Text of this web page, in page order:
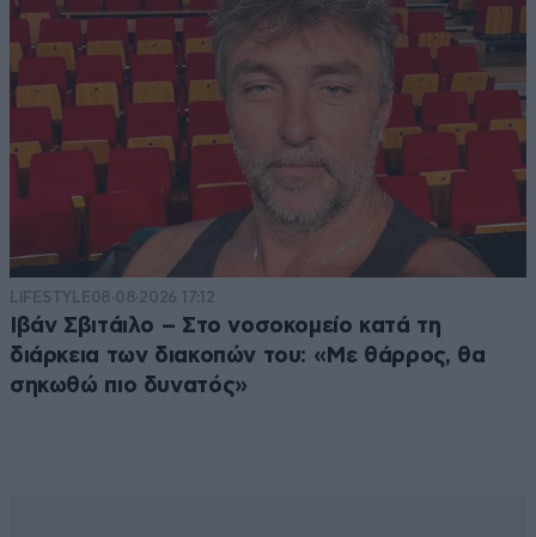
LIFESTYLE08·08·2026 17:12
Ιβάν Σβιτάιλο – Στο νοσοκομείο κατά τη
διάρκεια των διακοπών του: «Με θάρρος, θα
σηκωθώ πιο δυνατός»